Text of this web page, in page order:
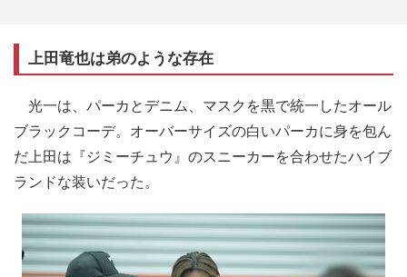
上田竜也は弟のような存在
光一は、パーカとデニム、マスクを黒で統一したオール
ブラックコーデ。オーバーサイズの白いパーカに身を包ん
だ上田は『ジミーチュウ』のスニーカーを合わせたハイブ
ランドな装いだった。